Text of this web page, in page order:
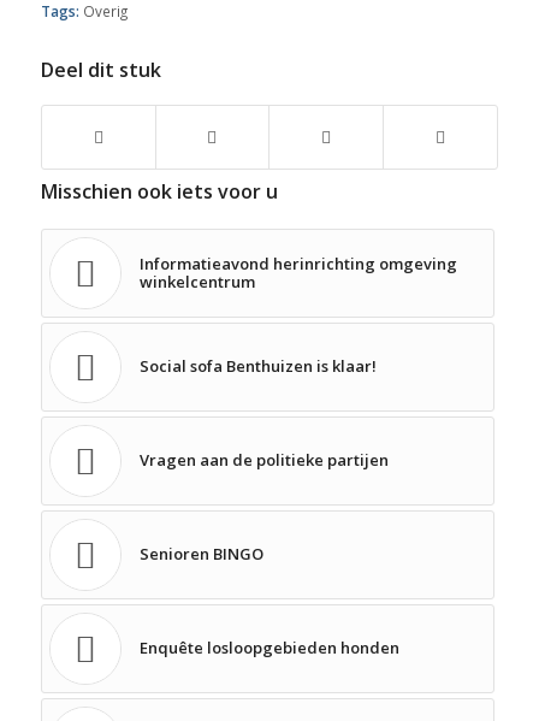
Tags: Overig
Deel dit stuk
Misschien ook iets voor u
Informatieavond herinrichting omgeving
winkelcentrum
Social sofa Benthuizen is klaar!
Vragen aan de politieke partijen
Senioren BINGO
Enquête losloopgebieden honden